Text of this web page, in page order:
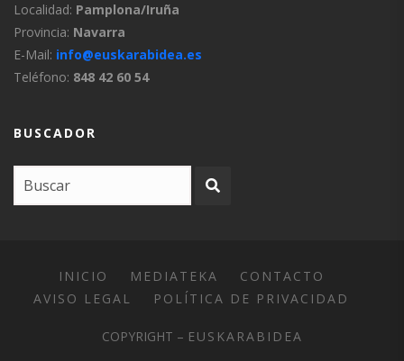
Localidad: Pamplona/Iruña
Provincia: Navarra
E-Mail: info@euskarabidea.es
Teléfono: 848 42 60 54
BUSCADOR
INICIO MEDIATEKA
CONTACTO
AVISO LEGAL
POLÍTICA DE PRIVACIDAD
COPYRIGHT – EUSKARABIDEA